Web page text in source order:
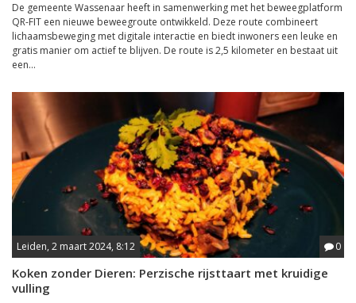
De gemeente Wassenaar heeft in samenwerking met het beweegplatform
QR-FIT een nieuwe beweegroute ontwikkeld. Deze route combineert
lichaamsbeweging met digitale interactie en biedt inwoners een leuke en
gratis manier om actief te blijven. De route is 2,5 kilometer en bestaat uit
een...
Leiden, 2 maart 2024, 8:12 0
Koken zonder Dieren: Perzische rijsttaart met kruidige
vulling